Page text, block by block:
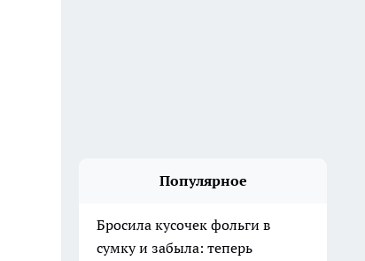
Популярное
Бросила кусочек фольги в
сумку и забыла: теперь